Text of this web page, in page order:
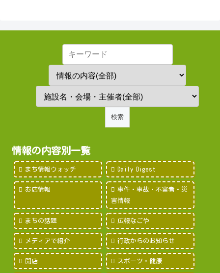
情報の内容別一覧
まち情報ウォッチ Daily Digest
お店情報
事件・事故・不審者・災
害情報
まちの話題 広報なごや
メディアで紹介 行政からのお知らせ
開店 スポーツ・健康